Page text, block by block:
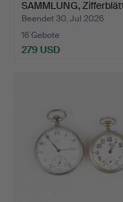
SAMMLUNG,
u.a. ge…
Beendet 30. Jul 2026
16 Gebote
279 USD